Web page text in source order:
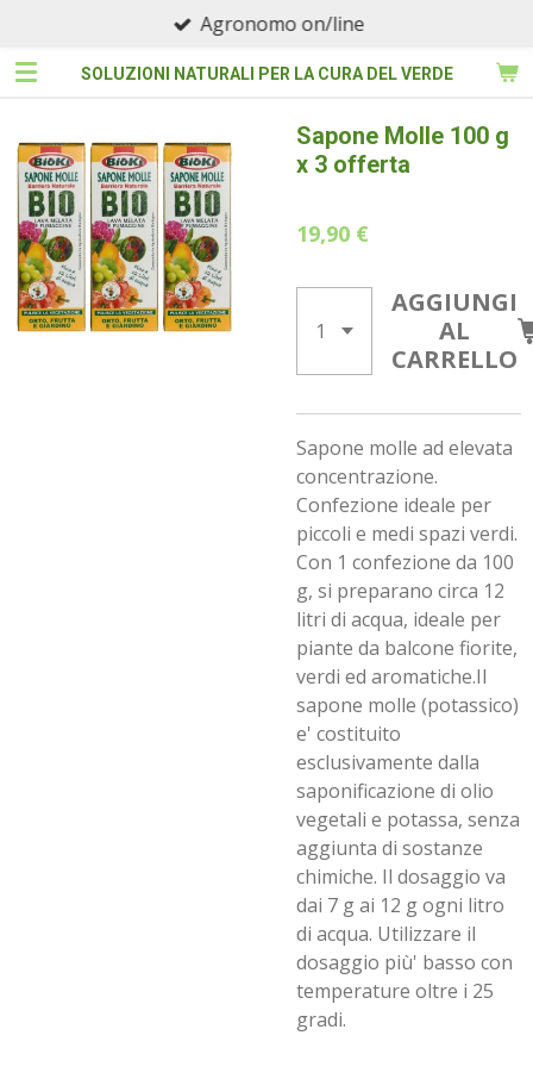
contenutoSOLUZIONI NATURALI PER LA CURA DEL VERDE
Agronomo on/line
Sapone Molle 100 g
x 3 offerta
19,90 €
AGGIUNGI
AL
CARRELLO
Sapone molle ad elevata
concentrazione.
Confezione ideale per
piccoli e medi spazi verdi.
Con 1 confezione da 100
g, si preparano circa 12
litri di acqua, ideale per
piante da balcone fiorite,
verdi ed aromatiche.Il
sapone molle (potassico)
e' costituito
esclusivamente dalla
saponificazione di olio
vegetali e potassa, senza
aggiunta di sostanze
chimiche. Il dosaggio va
dai 7 g ai 12 g ogni litro
di acqua. Utilizzare il
dosaggio più' basso con
temperature oltre i 25
gradi.